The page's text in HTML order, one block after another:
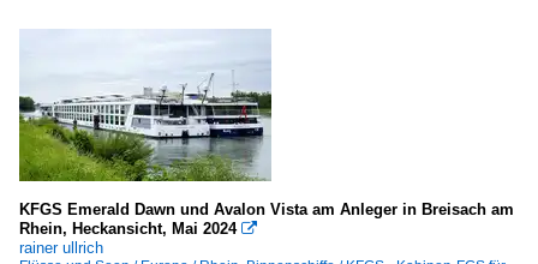
KFGS Emerald Dawn und Avalon Vista am Anleger in Breisach am
Rhein, Heckansicht, Mai 2024 
rainer ullrich